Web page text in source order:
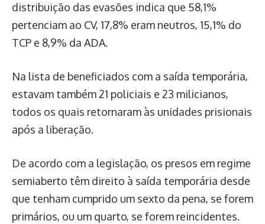
distribuição das evasões indica que 58,1%
pertenciam ao CV, 17,8% eram neutros, 15,1% do
TCP e 8,9% da ADA.
Na lista de beneficiados com a saída temporária,
estavam também 21 policiais e 23 milicianos,
todos os quais retornaram às unidades prisionais
após a liberação.
De acordo com a legislação, os presos em regime
semiaberto têm direito à saída temporária desde
que tenham cumprido um sexto da pena, se forem
primários, ou um quarto, se forem reincidentes.